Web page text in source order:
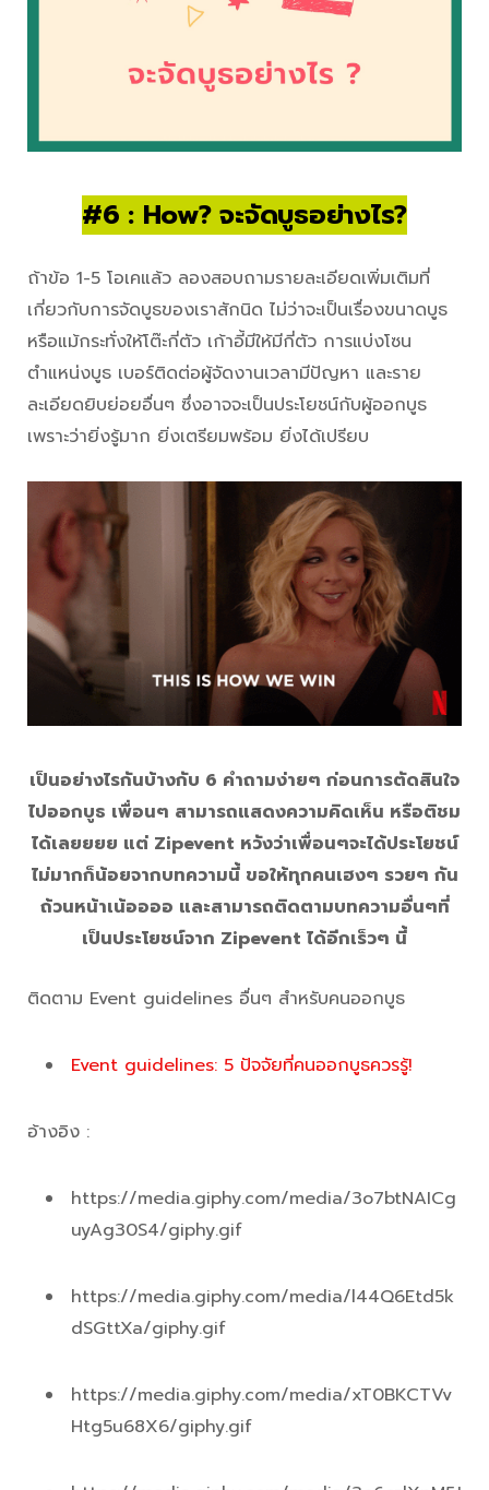
#6 : How? จะจัดบูธอย่างไร?
ถ้าข้อ 1-5 โอเคแล้ว ลองสอบถามรายละเอียดเพิ่มเติมที่
เกี่ยวกับการจัดบูธของเราสักนิด ไม่ว่าจะเป็นเรื่องขนาดบูธ
หรือแม้กระทั่งให้โต๊ะกี่ตัว เก้าอี้มีให้มีกี่ตัว การแบ่งโซน
ตำแหน่งบูธ เบอร์ติดต่อผู้จัดงานเวลามีปัญหา และราย
ละเอียดยิบย่อยอื่นๆ ซึ่งอาจจะเป็นประโยชน์กับผู้ออกบูธ
เพราะว่ายิ่งรู้มาก ยิ่งเตรียมพร้อม ยิ่งได้เปรียบ
เป็นอย่างไรกันบ้างกับ 6 คำถามง่ายๆ ก่อนการตัดสินใจ
ไปออกบูธ เพื่อนๆ สามารถแสดงความคิดเห็น หรือติชม
ได้เลยยยย แต่ Zipevent หวังว่าเพื่อนๆจะได้ประโยชน์
ไม่มากก็น้อยจากบทความนี้ ขอให้ทุกคนเฮงๆ รวยๆ กัน
ถ้วนหน้าเน้ออออ และสามารถติดตามบทความอื่นๆที่
เป็นประโยชน์จาก Zipevent ได้อีกเร็วๆ นี้
ติดตาม Event guidelines อื่นๆ สำหรับคนออกบูธ
Event guidelines: 5 ปัจจัยที่คนออกบูธควรรู้!
อ้างอิง :
https://media.giphy.com/media/3o7btNAICg
uyAg30S4/giphy.gif
https://media.giphy.com/media/l44Q6Etd5k
dSGttXa/giphy.gif​
https://media.giphy.com/media/xT0BKCTVv
Htg5u68X6/giphy.gif